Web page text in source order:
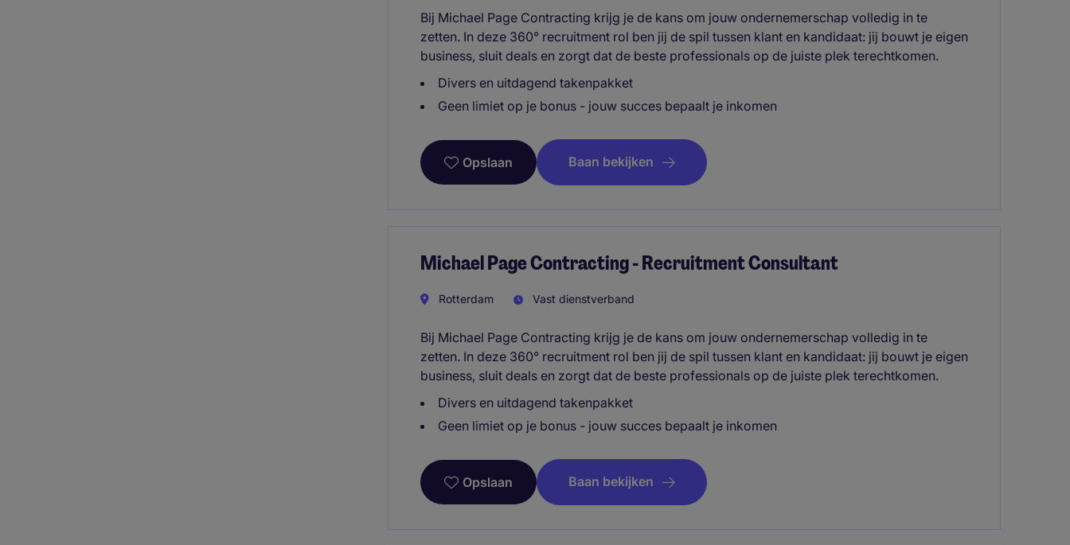
Bij Michael Page Contracting krijg je de kans om jouw ondernemerschap volledig in te
zetten. In deze 360° recruitment rol ben jij de spil tussen klant en kandidaat: jij bouwt je eigen
business, sluit deals en zorgt dat de beste professionals op de juiste plek terechtkomen.
Divers en uitdagend takenpakket
Geen limiet op je bonus - jouw succes bepaalt je inkomen
Opslaan Baan bekijken
Michael Page Contracting - Recruitment Consultant
Rotterdam Vast dienstverband
Bij Michael Page Contracting krijg je de kans om jouw ondernemerschap volledig in te
zetten. In deze 360° recruitment rol ben jij de spil tussen klant en kandidaat: jij bouwt je eigen
business, sluit deals en zorgt dat de beste professionals op de juiste plek terechtkomen.
Divers en uitdagend takenpakket
Geen limiet op je bonus - jouw succes bepaalt je inkomen
Opslaan Baan bekijken